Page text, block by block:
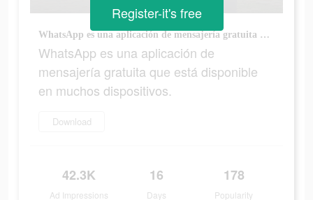
WhatsApp es una aplicación de mensajería gratuita que está disponible en muchos dispositivos.
WhatsApp es una aplicación de
mensajería gratuita que está disponible
en muchos dispositivos.
Download
42.3K
Ad Impressions
16
Days
178
Popularity
Register-it's free